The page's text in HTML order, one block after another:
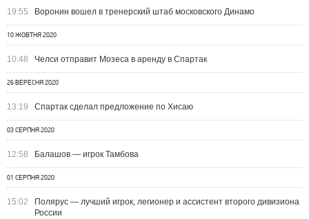
19:55 Воронин вошел в тренерский штаб московского Динамо
10 ЖОВТНЯ 2020
10:48 Челси отправит Мозеса в аренду в Спартак
26 ВЕРЕСНЯ 2020
13:19 Спартак сделал предложение по Хисаю
03 СЕРПНЯ 2020
12:58 Балашов — игрок Тамбова
01 СЕРПНЯ 2020
15:02
Полярус — лучший игрок, легионер и ассистент второго дивизиона
России